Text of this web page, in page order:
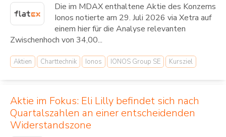
Die im MDAX enthaltene Aktie des Konzerns
Ionos notierte am 29. Juli 2026 via Xetra auf
einem hier für die Analyse relevanten
Zwischenhoch von 34,00...
Aktien Charttechnik Ionos IONOS Group SE Kursziel
Aktie im Fokus: Eli Lilly befindet sich nach
Quartalszahlen an einer entscheidenden
Widerstandszone